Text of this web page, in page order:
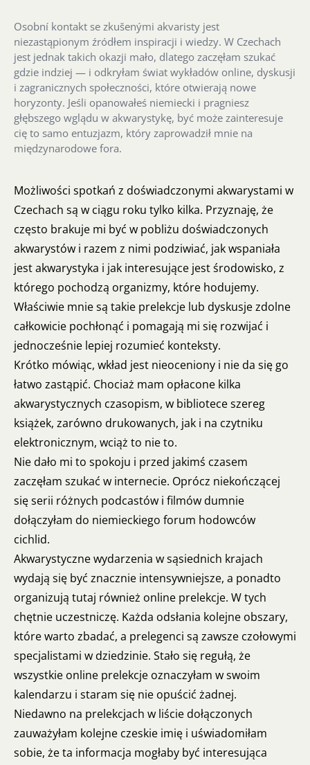
Osobní kontakt se zkušenými akvaristy jest
niezastąpionym źródłem inspiracji i wiedzy. W Czechach
jest jednak takich okazji mało, dlatego zaczęłam szukać
gdzie indziej — i odkryłam świat wykładów online, dyskusji
i zagranicznych społeczności, które otwierają nowe
horyzonty. Jeśli opanowałeś niemiecki i pragniesz
głębszego wglądu w akwarystykę, być może zainteresuje
cię to samo entuzjazm, który zaprowadził mnie na
międzynarodowe fora.
Możliwości spotkań z doświadczonymi akwarystami w
Czechach są w ciągu roku tylko kilka. Przyznaję, że
często brakuje mi być w pobliżu doświadczonych
akwarystów i razem z nimi podziwiać, jak wspaniała
jest akwarystyka i jak interesujące jest środowisko, z
którego pochodzą organizmy, które hodujemy.
Właściwie mnie są takie prelekcje lub dyskusje zdolne
całkowicie pochłonąć i pomagają mi się rozwijać i
jednocześnie lepiej rozumieć konteksty.
Krótko mówiąc, wkład jest nieoceniony i nie da się go
łatwo zastąpić. Chociaż mam opłacone kilka
akwarystycznych czasopism, w bibliotece szereg
książek, zarówno drukowanych, jak i na czytniku
elektronicznym, wciąż to nie to.
Nie dało mi to spokoju i przed jakimś czasem
zaczęłam szukać w internecie. Oprócz niekończącej
się serii różnych podcastów i filmów dumnie
dołączyłam do niemieckiego forum hodowców
cichlid.
Akwarystyczne wydarzenia w sąsiednich krajach
wydają się być znacznie intensywniejsze, a ponadto
organizują tutaj również online prelekcje. W tych
chętnie uczestniczę. Każda odsłania kolejne obszary,
które warto zbadać, a prelegenci są zawsze czołowymi
specjalistami w dziedzinie. Stało się regułą, że
wszystkie online prelekcje oznaczyłam w swoim
kalendarzu i staram się nie opuścić żadnej.
Niedawno na prelekcjach w liście dołączonych
zauważyłam kolejne czeskie imię i uświadomiłam
sobie, że ta informacja mogłaby być interesująca